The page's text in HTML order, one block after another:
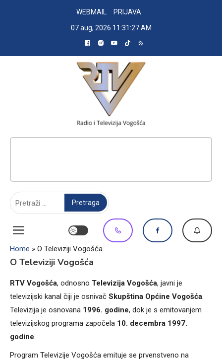
WEBMAIL
PRIJAVA
07 aug, 2026 11:31:27 AM
Home » O Televiziji Vogošća
O Televiziji Vogošća
RTV Vogošća, odnosno Televizija Vogošća, javni je
televizijski kanal čiji je osnivač Skupština Općine Vogošća.
Televizija je osnovana 1996. godine, dok je s emitovanjem
televizijskog programa započela 10. decembra 1997.
godine.
Program Televizije Vogošća emituje se prvenstveno na